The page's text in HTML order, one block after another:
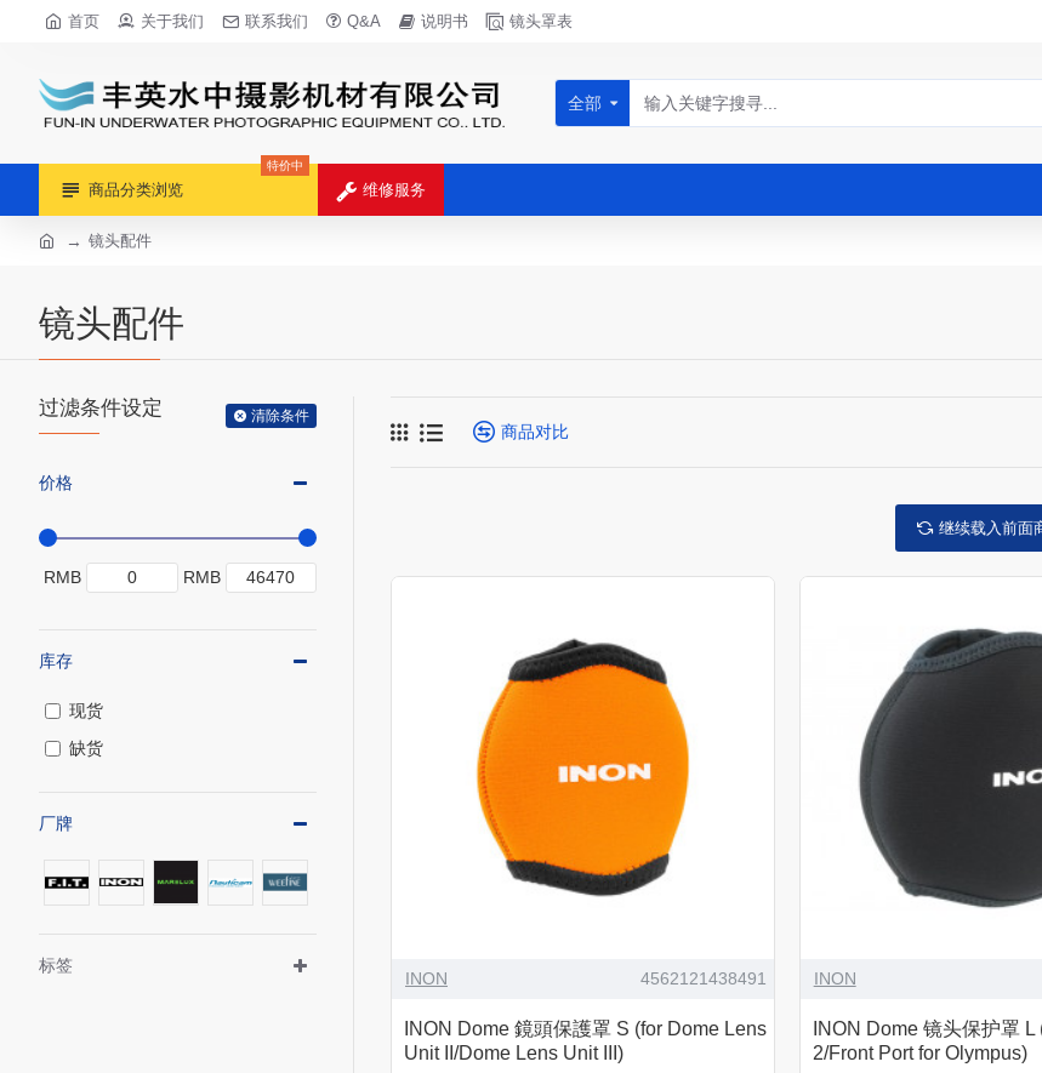
首页 关于我们 联系我们 Q&A 说明书 镜头罩表
全部
商品分类浏览
特价中
维修服务
镜头配件
镜头配件
过滤条件设定 清除条件
价格
RMB RMB
厂牌
标签
库存
现货
缺货
商品对比
继续载入前面
INON 4562121438491
INON Dome 鏡頭保護罩 S (for Dome Lens
Unit II/Dome Lens Unit III)
INON
INON Dome 镜头保护罩 L
2/Front Port for Olympus)